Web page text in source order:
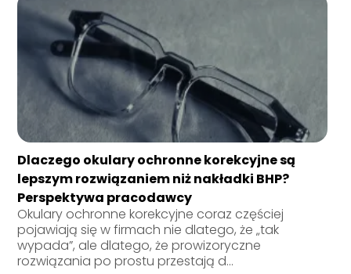
Dlaczego okulary ochronne korekcyjne są
lepszym rozwiązaniem niż nakładki BHP?
Perspektywa pracodawcy
Okulary ochronne korekcyjne coraz częściej
pojawiają się w firmach nie dlatego, że „tak
wypada”, ale dlatego, że prowizoryczne
rozwiązania po prostu przestają d...